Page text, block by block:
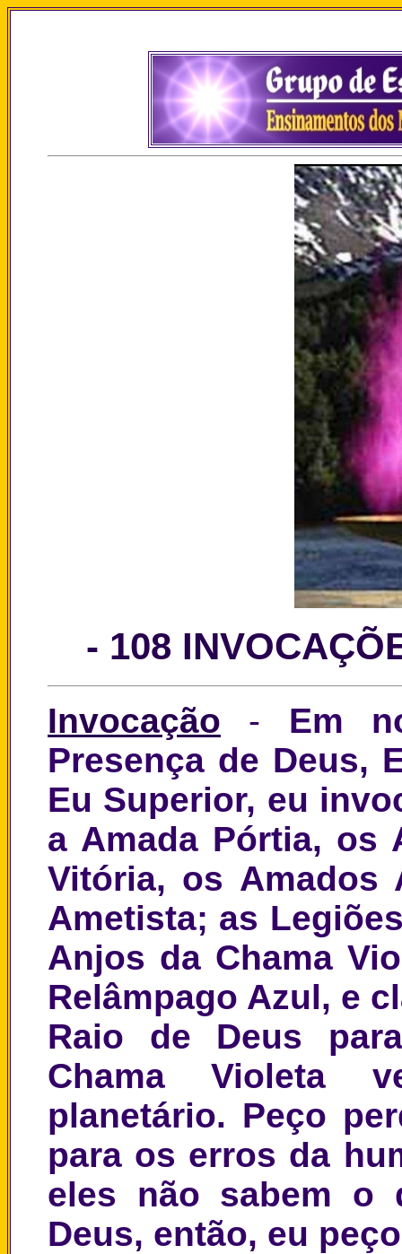
- 108
Invocação - Em
Presença de Deus,
Eu Superior, eu
a Amada Pórtia, os
Vitória, os Amados
Ametista; as
Anjos da Chama
Relâmpago Azul, e
Raio de Deus
Chama Violeta
planetário. Peço
para os erros da
eles não sabem o
Deus, então, eu